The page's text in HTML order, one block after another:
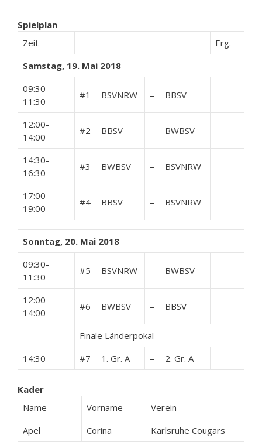
Spielplan
Zeit
Erg.
Samstag, 19. Mai 2018
09:30-
11:30
#1 BSVNRW – BBSV
12:00-
14:00
#2 BBSV – BWBSV
14:30-
16:30
#3 BWBSV – BSVNRW
17:00-
19:00
#4 BBSV – BSVNRW
Sonntag, 20. Mai 2018
09:30-
11:30
#5 BSVNRW – BWBSV
12:00-
14:00
#6 BWBSV – BBSV
Finale Länderpokal
14:30
#7 1. Gr. A – 2. Gr. A
Kader
Name
Vorname
Verein
Apel
Corina Karlsruhe Cougars